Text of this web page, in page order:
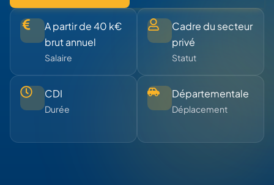
A partir de 40 k€
brut annuel
Salaire
Cadre du secteur
privé
Statut
CDI
Durée
Départementale
Déplacement